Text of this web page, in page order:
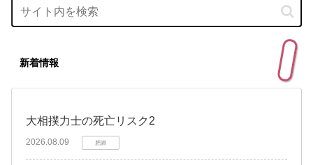
新着情報
大相撲力士の死亡リスク2
2026.08.09 肥満